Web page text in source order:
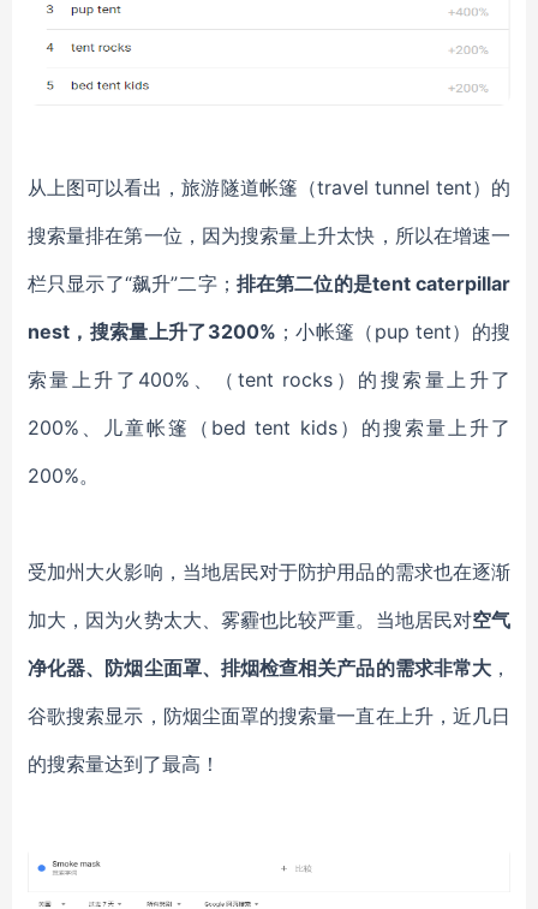
从上图可以看出，旅游隧道帐篷（travel tunnel tent）的
搜索量排在第一位，因为搜索量上升太快，所以在增速一
栏只显示了“飙升”二字； 排在第二位的是tent caterpillar
nest，搜索量上升了3200% ；小帐篷（ pup tent）的搜
索量上升了400%、（tent rocks）的搜索量上升了
200%、儿童帐篷（bed tent kids）的搜索量上升了
200%。
受加州大火影响，当地居民对于防护用品的需求也在逐渐
加大，因为火势太大、雾霾也比较严重。当地居民对空气
净化器、防烟尘面罩、排烟检查相关产品的需求非常大 ，
谷歌搜索显示，防烟尘面罩的搜索量一直在上升，近几日
的搜索量达到了最高！